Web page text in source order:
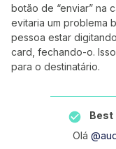
botão de “enviar” na
evitaria um problema
pessoa estar
card, fechando-o.
para o destinatário.
Best
Olá